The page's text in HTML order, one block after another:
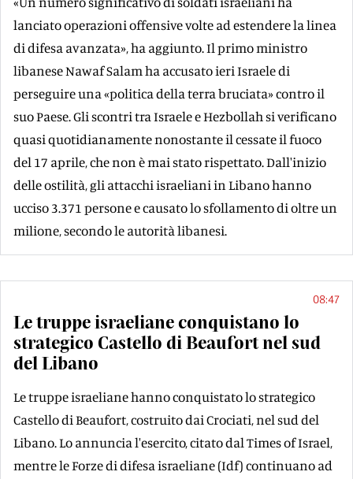
lanciato operazioni offensive volte ad estendere la linea
di difesa avanzata», ha aggiunto. Il primo ministro
libanese Nawaf Salam ha accusato ieri Israele di
perseguire una «politica della terra bruciata» contro il
suo Paese. Gli scontri tra Israele e Hezbollah si verificano
quasi quotidianamente nonostante il cessate il fuoco
del 17 aprile, che non è mai stato rispettato. Dall'inizio
delle ostilità, gli attacchi israeliani in Libano hanno
ucciso 3.371 persone e causato lo sfollamento di oltre un
milione, secondo le autorità libanesi.
08:47
Le truppe israeliane conquistano lo
strategico Castello di Beaufort nel sud
del Libano
Le truppe israeliane hanno conquistato lo strategico
Castello di Beaufort, costruito dai Crociati, nel sud del
Libano. Lo annuncia l'esercito, citato dal Times of Israel,
mentre le Forze di difesa israeliane (Idf) continuano ad